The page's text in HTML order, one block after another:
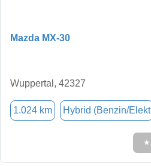
Mazda MX-30
Wuppertal, 42327
1.024 km Hybrid (Benzin/Elekt
★